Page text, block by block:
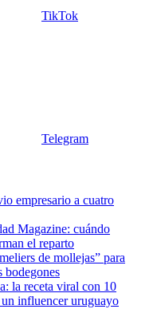
TikTok
Telegram
empresario a cuatro
Magazine: cuándo
el reparto
de mollejas” para
bodegones
la receta viral con 10
influencer uruguayo